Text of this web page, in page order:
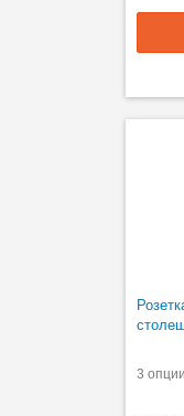
3 опции